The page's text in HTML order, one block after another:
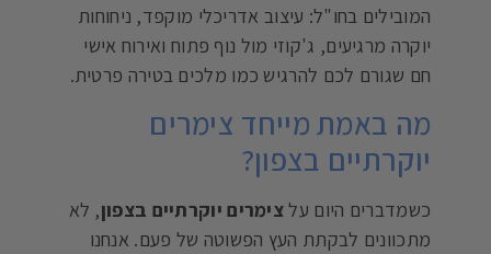
המובילים בחו"ל: עיצוב אדריכלי מוקפד, ניחוחות
יוקרה מרגיעים, ג'קוזי מול נוף פתוח ואירוח אישי
חם שגורם לכם להרגיש כמו מלכים בטירה פרטית.
מה באמת מייחד צימרים
יוקרתיים בצפון?
כשמדברים היום עלצימרים יוקרתיים בצפון, לא
מתכוונים לבקתת העץ הפשוטה של פעם. אנחנו